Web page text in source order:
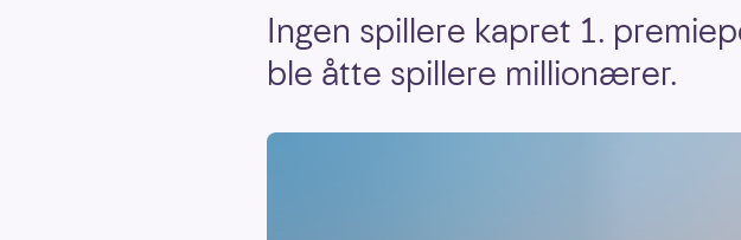
Ingen spillere kapret 1.
ble åtte spillere millionærer.